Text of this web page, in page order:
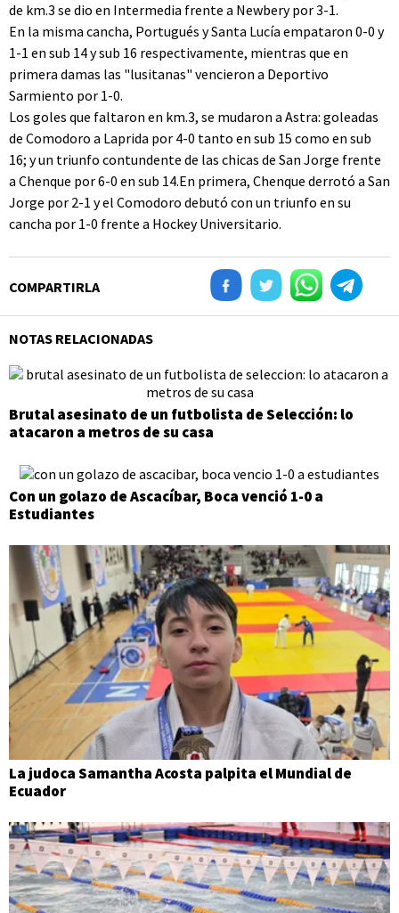
de km.3 se dio en Intermedia frente a Newbery por 3-1.
En la misma cancha, Portugués y Santa Lucía empataron 0-0 y
1-1 en sub 14 y sub 16 respectivamente, mientras que en
primera damas las "lusitanas" vencieron a Deportivo
Sarmiento por 1-0.
Los goles que faltaron en km.3, se mudaron a Astra: goleadas
de Comodoro a Laprida por 4-0 tanto en sub 15 como en sub
16; y un triunfo contundente de las chicas de San Jorge frente
a Chenque por 6-0 en sub 14.En primera, Chenque derrotó a San
Jorge por 2-1 y el Comodoro debutó con un triunfo en su
cancha por 1-0 frente a Hockey Universitario.
COMPARTIRLA
NOTAS RELACIONADAS
Brutal asesinato de un futbolista de Selección: lo
atacaron a metros de su casa
Con un golazo de Ascacíbar, Boca venció 1-0 a
Estudiantes
La judoca Samantha Acosta palpita el Mundial de
Ecuador